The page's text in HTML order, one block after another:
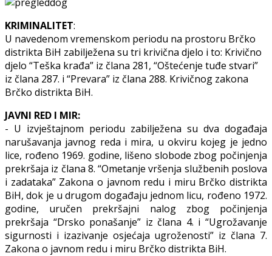
KRIMINALITET:
U navedenom vremenskom periodu na prostoru Brčko
distrikta BiH zabilježena su tri krivična djelo i to: Krivično
djelo “Teška krađa” iz člana 281, “Oštećenje tuđe stvari”
iz člana 287. i “Prevara” iz člana 288. Krivičnog zakona
Brčko distrikta BiH.
JAVNI RED I MIR:
- U izvještajnom periodu zabilježena su dva događaja
narušavanja javnog reda i mira, u okviru kojeg je jedno
lice, rođeno 1969. godine, lišeno slobode zbog počinjenja
prekršaja iz člana 8. “Ometanje vršenja službenih poslova
i zadataka” Zakona o javnom redu i miru Brčko distrikta
BiH, dok je u drugom događaju jednom licu, rođeno 1972.
godine, uručen prekršajni nalog zbog počinjenja
prekršaja “Drsko ponašanje” iz člana 4. i “Ugrožavanje
sigurnosti i izazivanje osjećaja ugroženosti” iz člana 7.
Zakona o javnom redu i miru Brčko distrikta BiH.